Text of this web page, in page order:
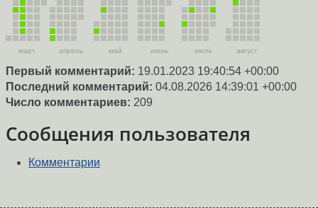
март апрель май июнь июль август
Первый комментарий: 19.01.2023 19:40:54 +00:00
Последний комментарий: 04.08.2026 14:39:01 +00:00
Число комментариев: 209
Сообщения пользователя
Комментарии